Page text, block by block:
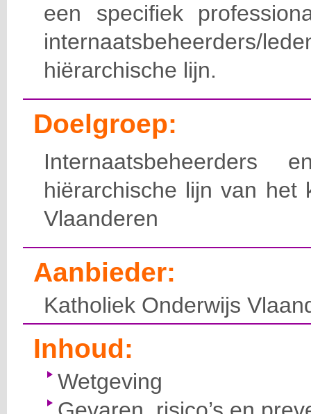
een specifiek
hiërarchische lijn.
Doelgroep:
hiërarchische lijn van het
Vlaanderen
Aanbieder:
Katholiek Onderwijs
Inhoud:
Wetgeving